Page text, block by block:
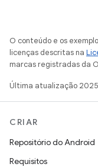
O conteúdo e os
licenças descritas na
marcas registradas da
Última atualização
CRIAR
Repositório do Android
Requisitos